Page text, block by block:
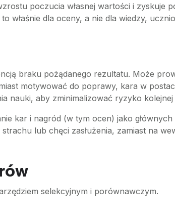
poczucia własnej wartości i zyskuje
właśnie dla oceny, a nie dla wiedzy,
braku pożądanego rezultatu. Może
motywować do poprawy, kara w
nauki, aby zminimalizować ryzyko
kar i nagród (w tym ocen) jako głównych
lub chęci zasłużenia, zamiast na
selekcyjnym i porównawczym.